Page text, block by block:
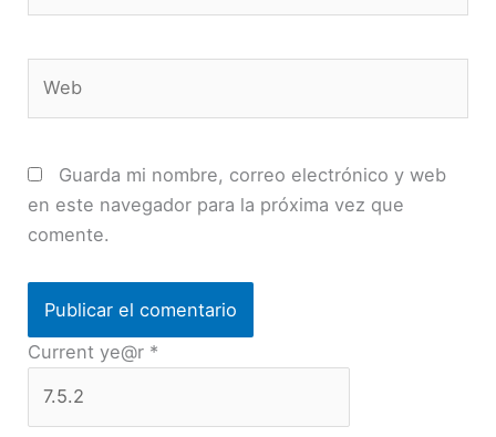
Guarda mi nombre, correo electrónico y web
en este navegador para la próxima vez que
comente.
Current ye@r *